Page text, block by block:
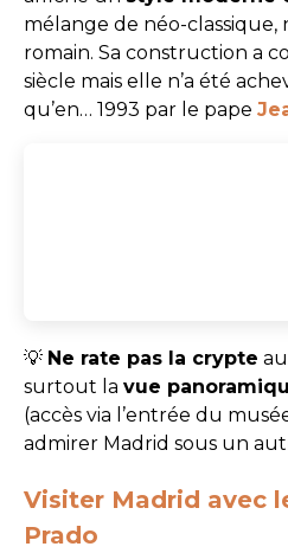
mélange de néo-
romain. Sa construction a
siècle mais elle n’a été
qu’en… 1993 par le pape
💡 Ne rate pas la crypte
surtout la vue
(accès via l’entrée du
admirer Madrid sous un
Visiter Madrid avec
Prado